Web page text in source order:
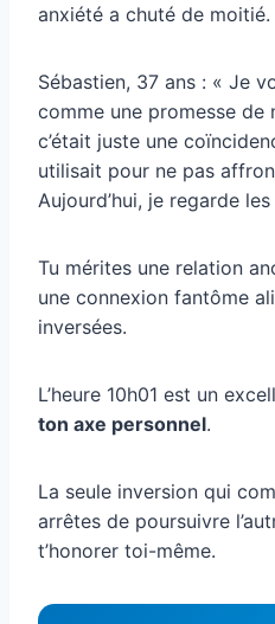
anxiété a chuté de moitié.
Sébastien, 37 ans : « Je
comme une promesse de
c’était juste une
utilisait pour ne pas
Aujourd’hui, je regarde
Tu mérites une relation
une connexion fantôme
inversées.
L’heure 10h01 est un
ton axe personnel.
La seule inversion qui
arrêtes de poursuivre
t’honorer toi-même.